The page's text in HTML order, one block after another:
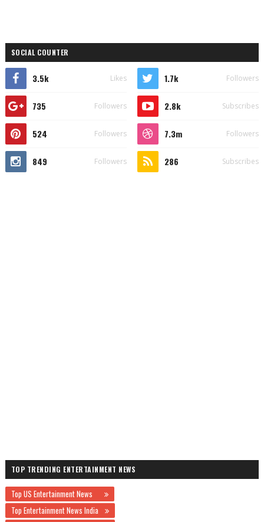
SOCIAL COUNTER
3.5k Likes 1.7k Followers
735 Followers 2.8k Subscribes
524 Followers 7.3m Followers
849 Followers 286 Subscribes
TOP TRENDING ENTERTAINMENT NEWS
Top US Entertainment News
Top Entertainment News India